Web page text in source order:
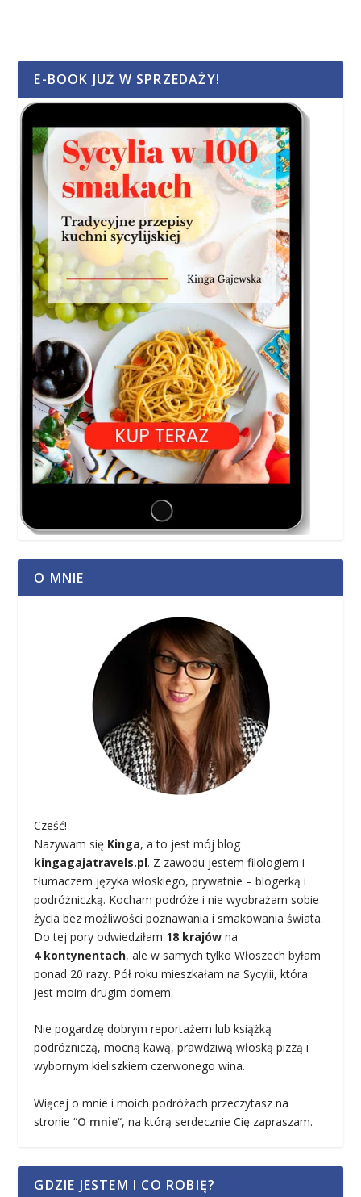
E-BOOK JUŻ W SPRZEDAŻY!
O MNIE
Cześć!
Nazywam się Kinga, a to jest mój blog
kingagajatravels.pl. Z zawodu jestem filologiem i
tłumaczem języka włoskiego, prywatnie – blogerką i
podróżniczką. Kocham podróże i nie wyobrażam sobie
życia bez możliwości poznawania i smakowania świata.
Do tej pory odwiedziłam 18 krajów na
4 kontynentach, ale w samych tylko Włoszech byłam
ponad 20 razy. Pół roku mieszkałam na Sycylii, która
jest moim drugim domem.
Nie pogardzę dobrym reportażem lub książką
podróżniczą, mocną kawą, prawdziwą włoską pizzą i
wybornym kieliszkiem czerwonego wina.
Więcej o mnie i moich podróżach przeczytasz na
stronie “O mnie“, na którą serdecznie Cię zapraszam.
GDZIE JESTEM I CO ROBIĘ?